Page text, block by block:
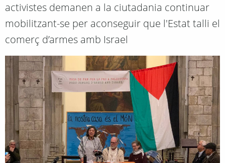
activistes demanen a la ciutadania continuar
mobilitzant-se per aconseguir que l'Estat talli el
comerç d’armes amb Israel